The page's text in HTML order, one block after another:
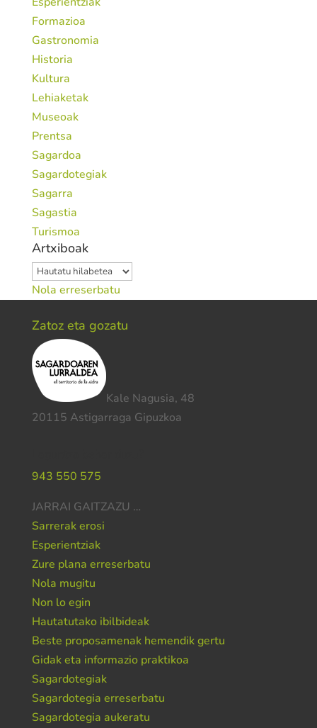
Formazioa
Gastronomia
Historia
Kultura
Lehiaketak
Museoak
Prentsa
Sagardoa
Sagardotegiak
Sagarra
Sagastia
Turismoa
Artxiboak
Artxiboak
Nola erreserbatu
Zatoz eta gozatu
Kale Nagusia, 48
20115 Astigarraga Gipuzkoa
943 550 575
JARRAI GAITZAZU …
Sarrerak erosi
Esperientziak
Zure plana erreserbatu
Nola mugitu
Non lo egin
Hautatutako ibilbideak
Beste proposamenak hemendik gertu
Gidak eta informazio praktikoa
Sagardotegiak
Sagardotegia erreserbatu
Sagardotegia aukeratu